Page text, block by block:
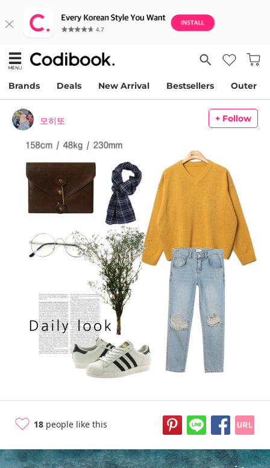
Brands Deals New Arrival Bestsellers Outer
모히또 + Follow
18 people like this